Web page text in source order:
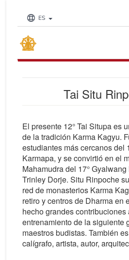
ES
Tai Situ
El presente 12° Tai Situpa es
de la tradición Karma Kagyu.
estudiantes más cercanos del
Karmapa, y se convirtió en el
Mahamudra del 17°
Trinley Dorje. Situ Rinpoche
red de monasterios Karma
retiro y centros de Dharma en
hecho grandes contribuciones
entrenamiento de la siguiente
maestros budistas. También
calígrafo, artista, autor,